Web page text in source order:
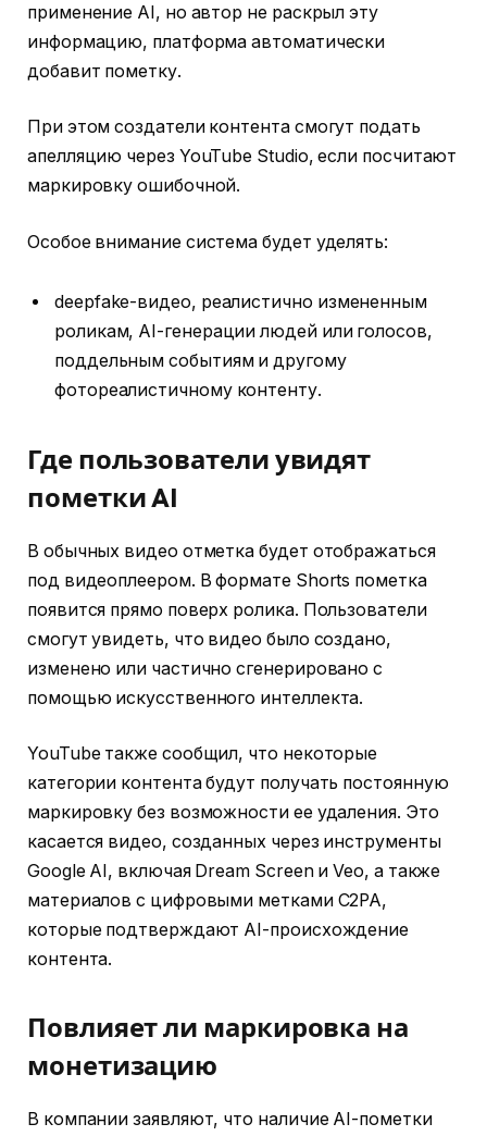
применение AI, но автор не раскрыл эту
информацию, платформа автоматически
добавит пометку.
При этом создатели контента смогут подать
апелляцию через YouTube Studio, если посчитают
маркировку ошибочной.
Особое внимание система будет уделять:
deepfake-видео, реалистично измененным
роликам, AI-генерации людей или голосов,
поддельным событиям и другому
фотореалистичному контенту.
Где пользователи увидят
пометки AI
В обычных видео отметка будет отображаться
под видеоплеером. В формате Shorts пометка
появится прямо поверх ролика. Пользователи
смогут увидеть, что видео было создано,
изменено или частично сгенерировано с
помощью искусственного интеллекта.
YouTube также сообщил, что некоторые
категории контента будут получать постоянную
маркировку без возможности ее удаления. Это
касается видео, созданных через инструменты
Google AI, включая Dream Screen и Veo, а также
материалов с цифровыми метками C2PA,
которые подтверждают AI-происхождение
контента.
Повлияет ли маркировка на
монетизацию
В компании заявляют, что наличие AI-пометки